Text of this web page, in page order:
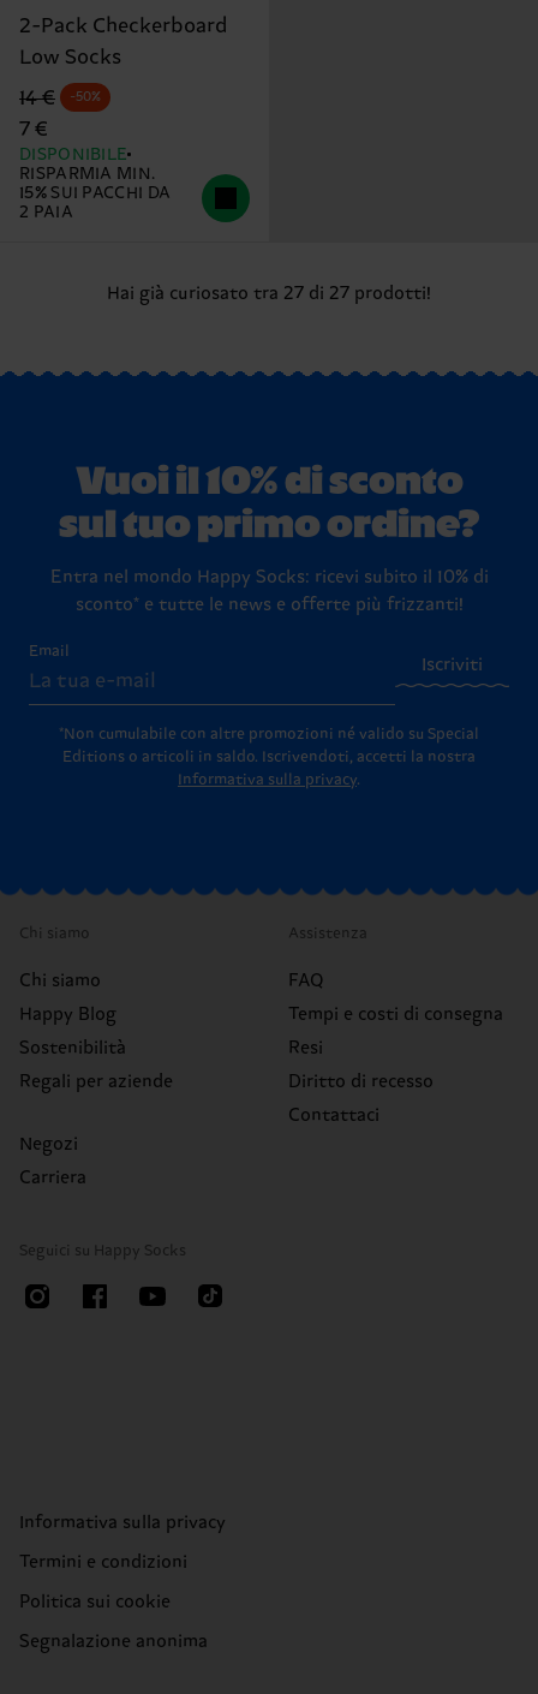
2-Pack Checkerboard
Low Socks
Prezzo di partenza
14 €
prezzo scontato
7 €
-50%
DISPONIBILE
RISPARMIA MIN.
15% SUI PACCHI DA
2 PAIA
Hai già curiosato tra 27 di 27 prodotti!
Vuoi il 10% di sconto
sul tuo primo ordine?
Entra nel mondo Happy Socks: ricevi subito il 10% di
sconto* e tutte le news e offerte più frizzanti!
Email
Iscriviti
*Non cumulabile con altre promozioni né valido su Special
Editions o articoli in saldo.
Iscrivendoti, accetti la nostra
Informativa sulla privacy.
Chi siamo
Chi siamo
Happy Blog
Sostenibilità
Regali per aziende
Negozi
Carriera
Assistenza
FAQ
Tempi e costi di consegna
Resi
Diritto di recesso
Contattaci
Seguici su Happy Socks
Informativa sulla privacy
Termini e condizioni
Politica sui cookie
Segnalazione anonima